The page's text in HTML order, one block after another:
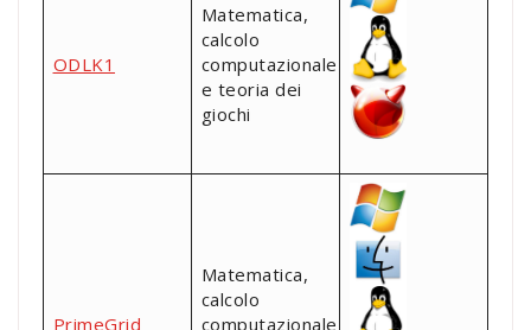
ODLK1
Matematica,
calcolo
computazionale
e teoria dei
giochi
PrimeGrid
Matematica,
calcolo
computazionale